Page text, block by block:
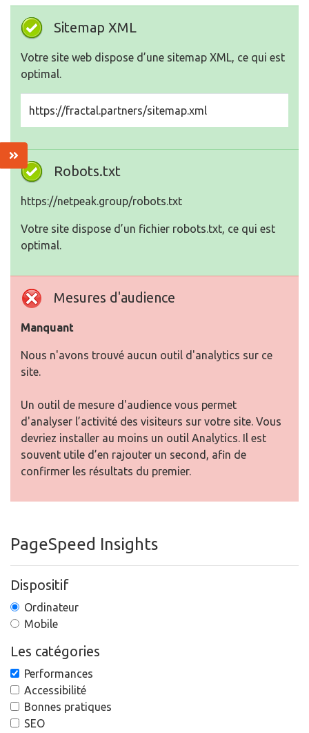
Sitemap XML
Votre site web dispose d’une sitemap XML, ce qui est
optimal.
https://fractal.partners/sitemap.xml
Robots.txt
https://netpeak.group/robots.txt
Votre site dispose d’un fichier robots.txt, ce qui est
optimal.
Mesures d'audience
Manquant
Nous n'avons trouvé aucun outil d'analytics sur ce
site.
Un outil de mesure d'audience vous permet
d'analyser l’activité des visiteurs sur votre site. Vous
devriez installer au moins un outil Analytics. Il est
souvent utile d’en rajouter un second, afin de
confirmer les résultats du premier.
PageSpeed Insights
Dispositif
Ordinateur
Mobile
Les catégories
Performances
Accessibilité
Bonnes pratiques
SEO